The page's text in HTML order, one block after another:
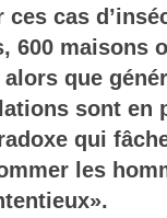
cas
600 maisons
que
sont en
qui
les